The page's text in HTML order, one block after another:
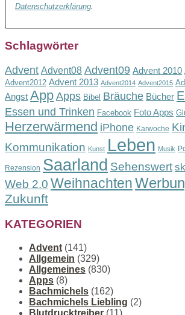
Datenschutzerklärung
Schlagwörter
Advent Advent08 Advent09 Advent 2010
Advent2012 Advent 2013 Advent2014 Advent2015
Angst App Apps Bibel Bräuche Bücher
Essen und Trinken Facebook Foto Apps
Herzerwärmend iPhone Karwoche
Kommunikation Kunst Leben Musik
Rezension Saarland Sehenswert
Web 2.0 Weihnachten
Zukunft
KATEGORIEN
Advent (141)
Allgemein (329)
Allgemeines (830)
Apps (8)
Bachmichels (162)
Bachmichels Liebling (2)
Blutdrucktreiber (11)